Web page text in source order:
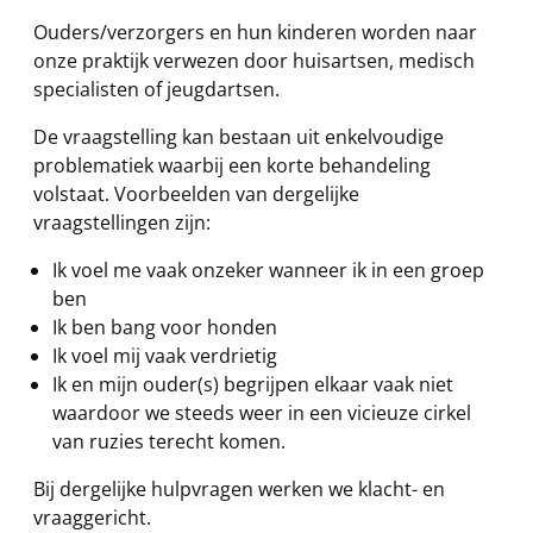
Ouders/verzorgers en hun kinderen worden naar
onze praktijk verwezen door huisartsen, medisch
specialisten of jeugdartsen.
De vraagstelling kan bestaan uit enkelvoudige
problematiek waarbij een korte behandeling
volstaat. Voorbeelden van dergelijke
vraagstellingen zijn:
Ik voel me vaak onzeker wanneer ik in een groep
ben
Ik ben bang voor honden
Ik voel mij vaak verdrietig
Ik en mijn ouder(s) begrijpen elkaar vaak niet
waardoor we steeds weer in een vicieuze cirkel
van ruzies terecht komen.
Bij dergelijke hulpvragen werken we klacht- en
vraaggericht.